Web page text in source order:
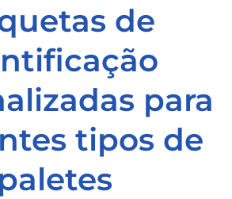
de
para
tipos de
paletes